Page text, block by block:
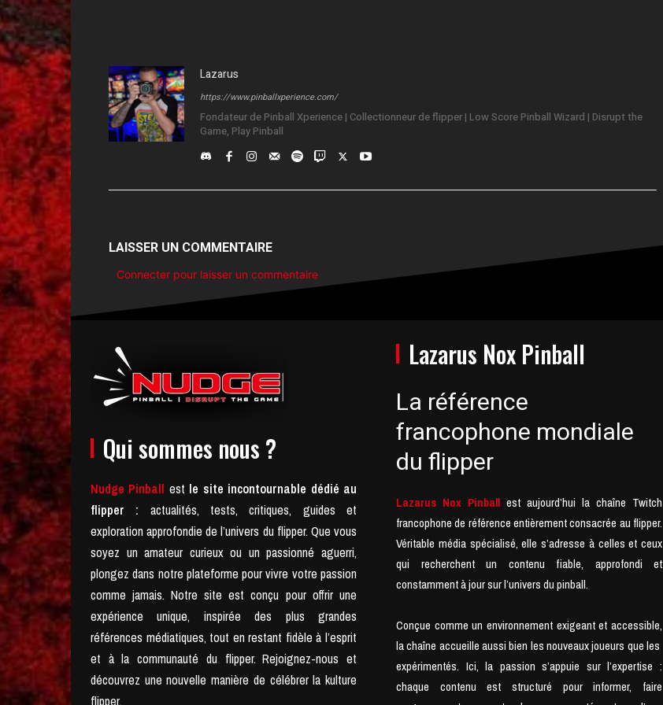
Lazarus
https://www.pinballxperience.com/
Fondateur de Pinball Xperience | Collectionneur de flipper | Low Score Pinball Wizard | Disrupt the
Game, Play Pinball
LAISSER UN COMMENTAIRE
Connecter pour laisser un commentaire
Qui sommes nous ?
Nudge Pinball est le site incontournable dédié au
flipper : actualités, tests, critiques, guides et
exploration approfondie de l’univers du flipper. Que vous
soyez un amateur curieux ou un passionné aguerri,
plongez dans notre plateforme pour vivre votre passion
comme jamais. Notre site est conçu pour offrir une
expérience unique, inspirée des plus grandes
références médiatiques, tout en restant fidèle à l’esprit
et à la communauté du flipper. Rejoignez-nous et
découvrez une nouvelle manière de célébrer la kulture
flipper.
Lazarus Nox Pinball
La référence
francophone mondiale
du flipper
Lazarus Nox Pinball est aujourd’hui la chaîne Twitch
francophone de référence entièrement consacrée au flipper.
Véritable média spécialisé, elle s’adresse à celles et ceux
qui recherchent un contenu fiable, approfondi et
constamment à jour sur l’univers du pinball.
Conçue comme un environnement exigeant et accessible,
la chaîne accueille aussi bien les nouveaux joueurs que les
expérimentés. Ici, la passion s’appuie sur l’expertise :
chaque contenu est structuré pour informer, faire